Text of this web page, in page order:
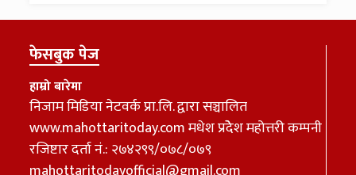
फेसबुक पेज
हाम्रो बारेमा
निजाम मिडिया नेटवर्क प्रा.लि. द्वारा सञ्चालित
www.mahottaritoday.com मधेश प्रदेेेश महोत्तरी कम्पनी
रजिष्टार दर्ता नं.: २७४२९९/०७८/०७९